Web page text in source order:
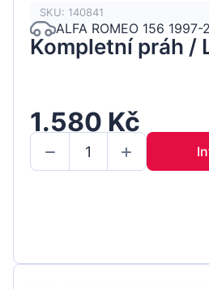
SKU: 140841
ALFA ROMEO 156 1997-
Kompletní práh /
1.580 Kč